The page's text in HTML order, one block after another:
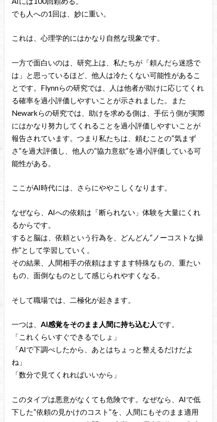
でも人への1回は、妙に重い。
これは、心理学的にはかなり自然な現象です。
一方で面白いのは、研究上は、私たちが「頼んだら迷惑で
は」と思っているほど、他人は冷たくない可能性があるこ
とです。Flynnらの研究では、人は他者が助けに応じてくれ
る確率を過小評価しやすいことが示されました。また
Newarkらの研究では、助けを求める側は、手伝う側が実際
にはかなり努力してくれることを過小評価しやすいことが
報告されています。つまり私たちは、頼むことの“気まず
さ”を過大評価し、他人の“協力意欲”を過小評価している可
能性がある。
ここがAI時代には、さらにややこしくなります。
なぜなら、AIへの依頼は「断られない」体験を大量にくれ
るからです。
すると脳は、依頼という行為を、どんどん“ノーコストな操
作”として学習していく。
その結果、人間相手の依頼はますます特殊なもの、重たい
もの、面倒なものとして感じられやすくなる。
そして職場では、二極化が起きます。
一つは、 AI感覚をそのまま人間に持ち込む人です。
「これくらいすぐできるでしょ」
「AIで下調べしたから、あとはちょっと整えるだけだよ
ね」
「数分で見てくれればいいから」
このタイプは悪意がなくても危険です。なぜなら、AIで低
下した“依頼の見かけのコスト”を、人間にもそのまま適用